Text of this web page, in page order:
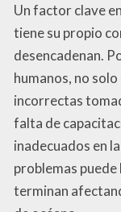
Un factor clave
tiene su propio
desencadenan.
humanos, no
incorrectas
falta de
inadecuados en
problemas
terminan